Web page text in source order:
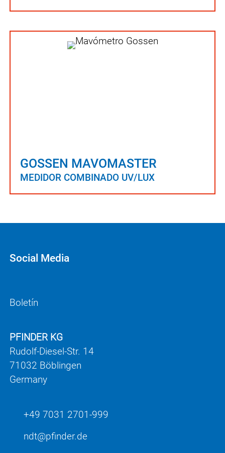
GOSSEN MAVOMASTER
MEDIDOR COMBINADO UV/LUX
Social Media
Boletín
PFINDER KG
Rudolf-Diesel-Str. 14
71032 Böblingen
Germany
+49 7031 2701-999
ndt
pfnd r d